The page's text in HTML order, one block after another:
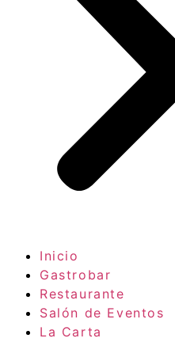
Inicio
Gastrobar
Restaurante
Salón de Eventos
La Carta